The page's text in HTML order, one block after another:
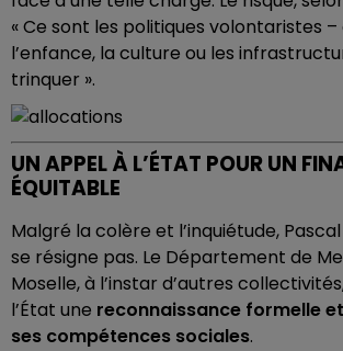
« Ce sont les politiques volontaristes
l’enfance, la culture ou les
trinquer ».
UN APPEL À L’ÉTAT POUR UN
ÉQUITABLE
Malgré la colère et l’inquiétude,
se résigne pas. Le Département de
Moselle, à l’instar d’autres
l’État une reconnaissance formelle
ses compétences sociales.